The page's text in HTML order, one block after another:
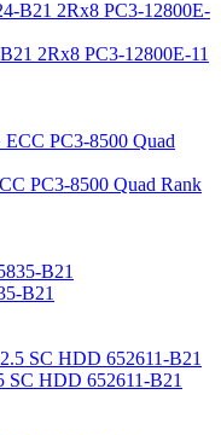
2Rx8 PC3-12800E-11
PC3-8500 Quad Rank
B21
SC HDD 652611-B21